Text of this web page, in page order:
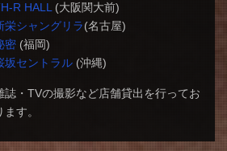
R HALL (大阪関大前)
栄シャングリラ(名古屋)
密(福岡)
坂セントラル(沖縄)
誌・TVの撮影など店舗貸出を行ってお
ます。